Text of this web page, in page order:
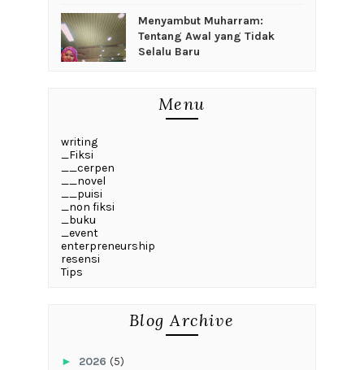
Menyambut Muharram:
Tentang Awal yang Tidak
Selalu Baru
Menu
writing
_Fiksi
__cerpen
__novel
__puisi
_non fiksi
_buku
_event
enterpreneurship
resensi
Tips
Blog Archive
► 2026 (5)